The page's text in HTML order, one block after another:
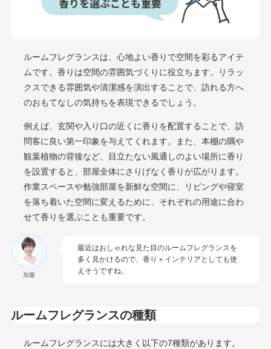
ルームフレグランスは、心地よい香りで空間を彩るアイテ
ムです。香りは空間の雰囲気づくりに役立ちます。リラッ
クスできる雰囲気や清潔感を演出することで、訪れる方へ
のおもてなしの気持ちを表現できるでしょう。
例えば、玄関や入り口の近くに香りを配置することで、訪
問客に良い第一印象を与えてくれます。また、本棚の隅や
観葉植物の背後など、目立たない風通しのよい場所に香り
を設置すると、部屋全体にさりげなく香りが広がります。
作業スペースや勉強部屋を新鮮な空間に、リビングや寝室
を落ち着いた空間に変えるために、それぞれの用途に合わ
せて香りを選ぶことも重要です。
加藤
最近はおしゃれな見た目のルームフレグランスを
多く見かけるので、香り＋インテリアとしても使
えそうですね。
ルームフレグランスの種類
ルームフレグランスには大きく以下の7種類があります。